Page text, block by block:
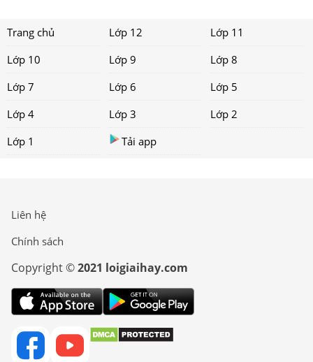
Trang chủ Lớp 12
Lớp 11
Lớp 10
Lớp 9
Lớp 8
Lớp 7
Lớp 6
Lớp 5
Lớp 4
Lớp 3
Lớp 2
Lớp 1
Tải app
Liên hệ
Chính sách
Copyright ©2021 loigiaihay.com